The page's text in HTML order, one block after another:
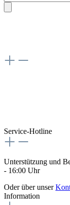
Service-Hotline
Unterstützung und
- 16:00 Uhr
Oder über unser
Information